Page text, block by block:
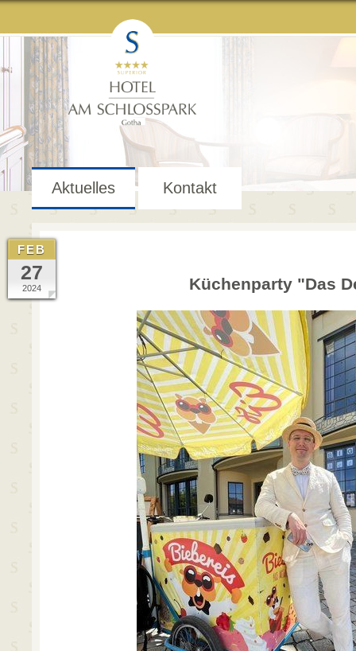
Aktuelles Kontakt
2024
27
FEB
Küchenparty "Das